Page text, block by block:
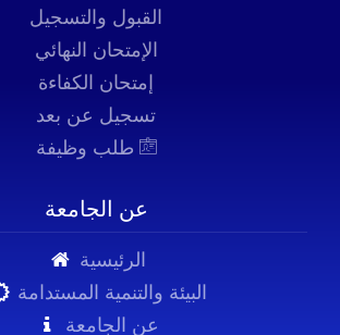
القبول والتسجيل
الإمتحان النهائي
إمتحان الكفاءة
تسجيل عن بعد
عن الجامعة
الرئيسية
البيئة والتنمية المستدامة
عن الجامعة